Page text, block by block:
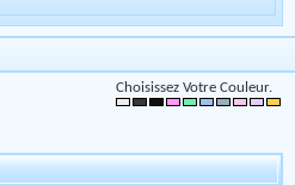
Choisissez Votre Couleur.